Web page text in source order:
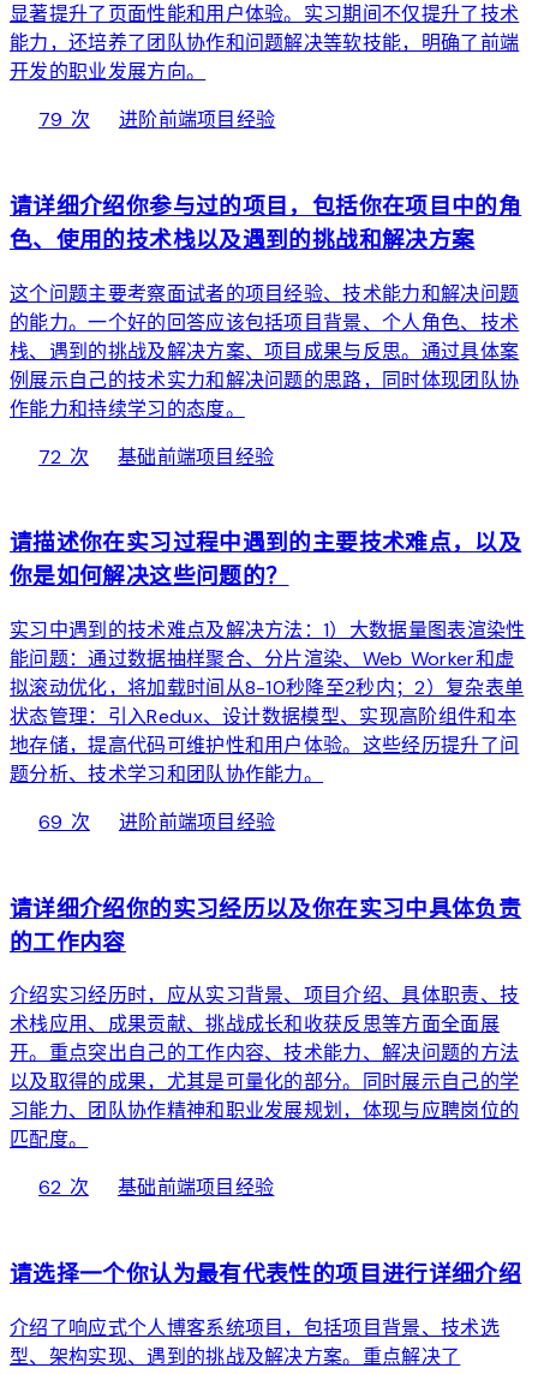
显著提升了页面性能和用户体验。实习期间不仅提升了技术
能力，还培养了团队协作和问题解决等软技能，明确了前端
开发的职业发展方向。
79 次bolt进阶前端项目经验chevron_right
请详细介绍你参与过的项目，包括你在项目中的角
色、使用的技术栈以及遇到的挑战和解决方案
这个问题主要考察面试者的项目经验、技术能力和解决问题
的能力。一个好的回答应该包括项目背景、个人角色、技术
栈、遇到的挑战及解决方案、项目成果与反思。通过具体案
例展示自己的技术实力和解决问题的思路，同时体现团队协
作能力和持续学习的态度。
72 次bolt基础前端项目经验chevron_right
请描述你在实习过程中遇到的主要技术难点，以及
你是如何解决这些问题的？
实习中遇到的技术难点及解决方法：1）大数据量图表渲染性
能问题：通过数据抽样聚合、分片渲染、Web Worker和虚
拟滚动优化，将加载时间从8-10秒降至2秒内；2）复杂表单
状态管理：引入Redux、设计数据模型、实现高阶组件和本
地存储，提高代码可维护性和用户体验。这些经历提升了问
题分析、技术学习和团队协作能力。
69 次bolt进阶前端项目经验chevron_right
请详细介绍你的实习经历以及你在实习中具体负责
的工作内容
介绍实习经历时，应从实习背景、项目介绍、具体职责、技
术栈应用、成果贡献、挑战成长和收获反思等方面全面展
开。重点突出自己的工作内容、技术能力、解决问题的方法
以及取得的成果，尤其是可量化的部分。同时展示自己的学
习能力、团队协作精神和职业发展规划，体现与应聘岗位的
匹配度。
62 次bolt基础前端项目经验chevron_right
请选择一个你认为最有代表性的项目进行详细介绍
介绍了响应式个人博客系统项目，包括项目背景、技术选
型、架构实现、遇到的挑战及解决方案。重点解决了